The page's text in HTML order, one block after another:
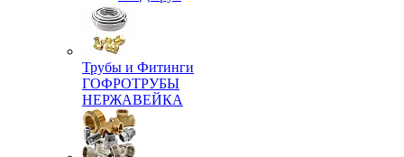
Трубы и Фитинги
ГОФРОТРУБЫ
НЕРЖАВЕЙКА